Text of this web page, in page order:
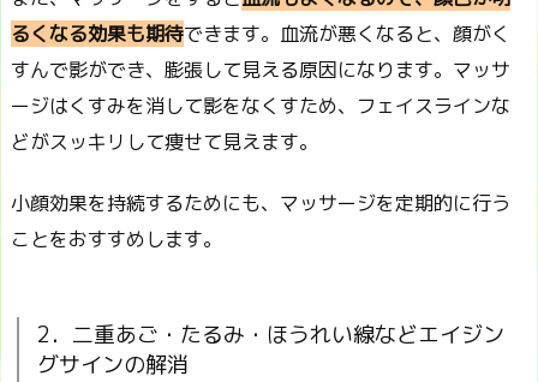
るくなる効果も期待できます。血流が悪くなると、顔がく
すんで影ができ、膨張して見える原因になります。マッサ
ージはくすみを消して影をなくすため、フェイスラインな
どがスッキリして痩せて見えます。
小顔効果を持続するためにも、マッサージを定期的に行う
ことをおすすめします。
2．二重あご・たるみ・ほうれい線などエイジン
グサインの解消